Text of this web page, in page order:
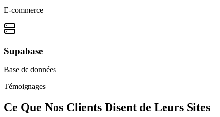
E-commerce
Supabase
Base de données
Témoignages
Ce Que Nos Clients Disent de Leurs Sites